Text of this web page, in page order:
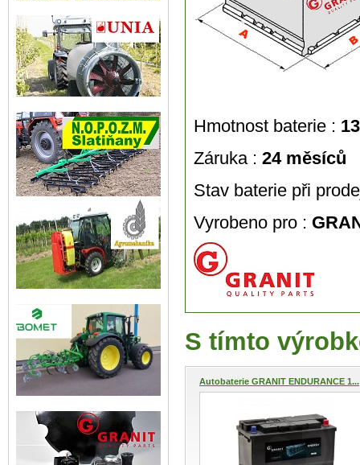
Hmotnost baterie :
Záruka : 24 měsíců
Stav baterie při
Vyrobeno pro :
S tímto
Autobaterie GRANIT ENDURANCE 1...